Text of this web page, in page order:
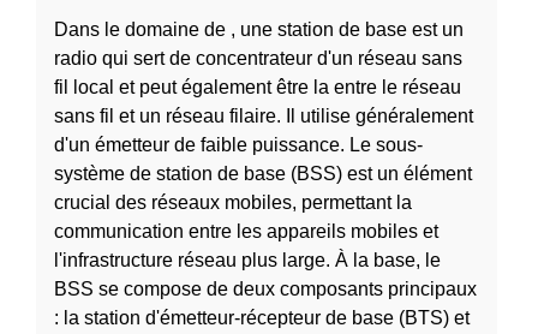
Dans le domaine de , une station de base est un
radio qui sert de concentrateur d'un réseau sans
fil local et peut également être la entre le réseau
sans fil et un réseau filaire. Il utilise généralement
d'un émetteur de faible puissance. Le sous-
système de station de base (BSS) est un élément
crucial des réseaux mobiles, permettant la
communication entre les appareils mobiles et
l'infrastructure réseau plus large. À la base, le
BSS se compose de deux composants principaux
: la station d'émetteur-récepteur de base (BTS) et